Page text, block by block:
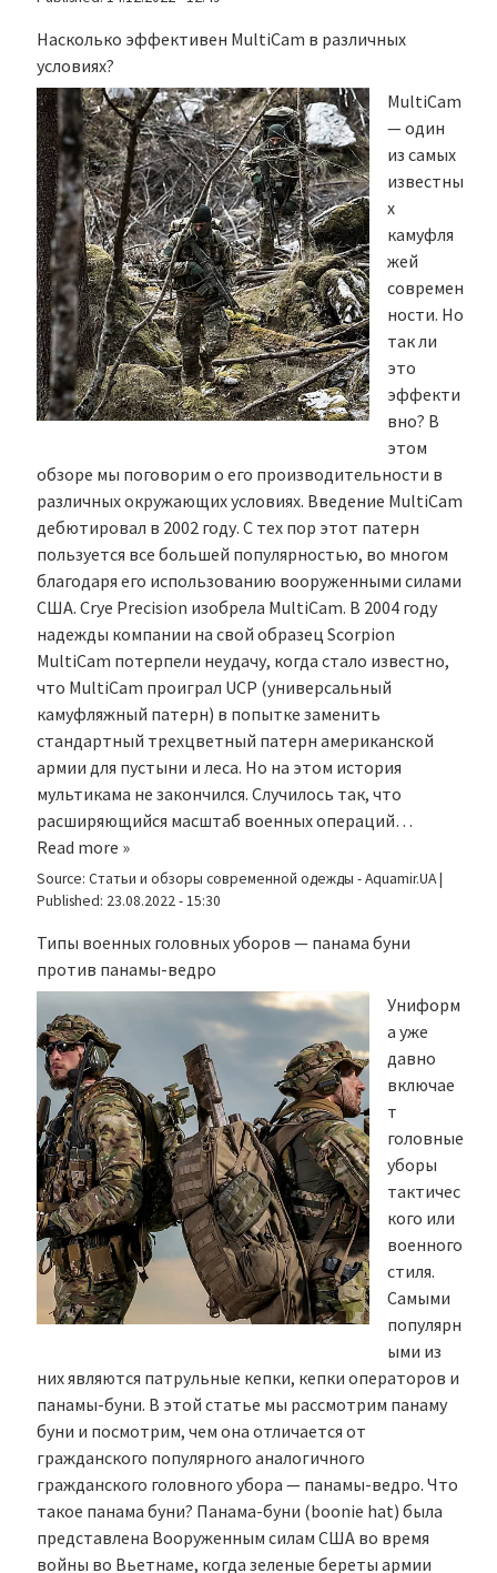
Насколько эффективен MultiCam в различных
условиях?
MultiCam
— один
из самых
известны
х
камуфля
жей
современ
ности. Но
так ли
это
эффекти
вно? В
этом
обзоре мы поговорим о его производительности в
различных окружающих условиях. Введение MultiCam
дебютировал в 2002 году. С тех пор этот патерн
пользуется все большей популярностью, во многом
благодаря его использованию вооруженными силами
США. Crye Precision изобрела MultiCam. В 2004 году
надежды компании на свой образец Scorpion
MultiCam потерпели неудачу, когда стало известно,
что MultiCam проиграл UCP (универсальный
камуфляжный патерн) в попытке заменить
стандартный трехцветный патерн американской
армии для пустыни и леса. Но на этом история
мультикама не закончился. Случилось так, что
расширяющийся масштаб военных операций…
Read more »
Source: Статьи и обзоры современной одежды - Aquamir.UA|
Published: 23.08.2022 - 15:30
Типы военных головных уборов — панама буни
против панамы-ведро
Униформ
а уже
давно
включае
т
головные
уборы
тактичес
кого или
военного
стиля.
Самыми
популярн
ыми из
них являются патрульные кепки, кепки операторов и
панамы-буни. В этой статье мы рассмотрим панаму
буни и посмотрим, чем она отличается от
гражданского популярного аналогичного
гражданского головного убора — панамы-ведро. Что
такое панама буни? Панама-буни (boonie hat) была
представлена Вооруженным силам США во время
войны во Вьетнаме, когда зеленые береты армии